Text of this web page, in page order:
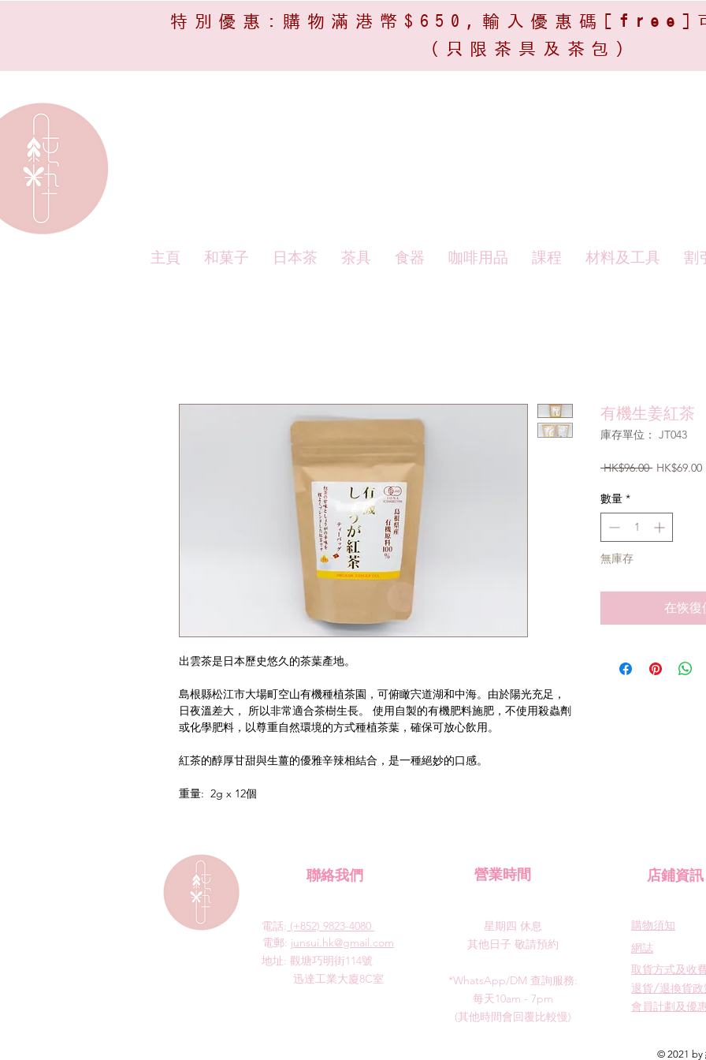
特別優惠:購物滿港幣$650,輸入優惠碼[ free
]
(只限茶具及茶包)​
主頁 和菓子 日本茶 茶具 食器 咖啡用品 課程 材料及工具 割
出雲茶是日本歷史悠久的茶葉產地。
島根縣松江市大場町空山有機種植茶園，可俯瞰宍道湖和中海。由於陽光充足，
日夜溫差大， 所以非常適合茶樹生長。 使用自製的有機肥料施肥，不使用殺蟲劑
或化學肥料，以尊重自然環境的方式種植茶葉，確保可放心飲用。
紅茶的醇厚甘甜與生薑的優雅辛辣相結合，是一種絕妙的口感。
重量: 2g x 12個
有機生姜紅茶
庫存單位： JT043
HK$96.00 一
格
HK$69.00促
數量 *
無庫存
在恢復
聯絡我們
電話: (+852) 9823-4080
​電郵: junsui.hk@gmail.com
​地址: 觀塘巧明街114號
迅達工業大廈8C室
​營業時間
星期四 休息
其他日子 敬請預約
*WhatsApp/DM 查詢服務:
每天10am - 7pm
​(其他時間會回覆比較慢)
​店鋪資訊
​購物須知
​網誌
取貨方式及收
退貨/退換貨政
會員計劃及優
© 2021 by